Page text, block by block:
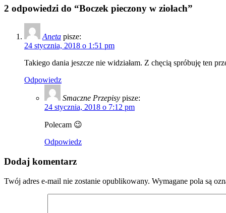
2 odpowiedzi do “Boczek pieczony w ziołach”
Aneta pisze:
24 stycznia, 2018 o 1:51 pm
Takiego dania jeszcze nie widziałam. Z chęcią spróbuję ten
Odpowiedz
Smaczne Przepisy pisze:
24 stycznia, 2018 o 7:12 pm
Polecam 😉
Odpowiedz
Dodaj komentarz
Twój adres e-mail nie zostanie opublikowany. Wymagane pola są